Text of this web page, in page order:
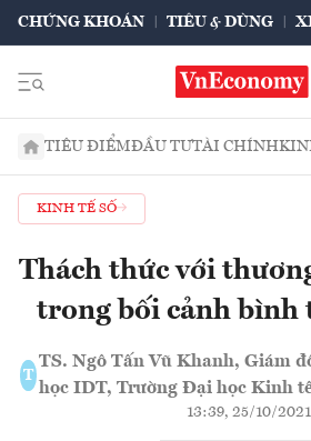
CHỨNG KHOÁN TIÊU & DÙNG
TIÊU ĐIỂMĐẦU TƯTÀI CHÍNH
KINH TẾ SỐ
Thách thức với
trong bối cảnh bình
T
TS. Ngô Tấn Vũ Khanh, Giám
học IDT, Trường Đại học Kinh
13:39, 25/10/2021